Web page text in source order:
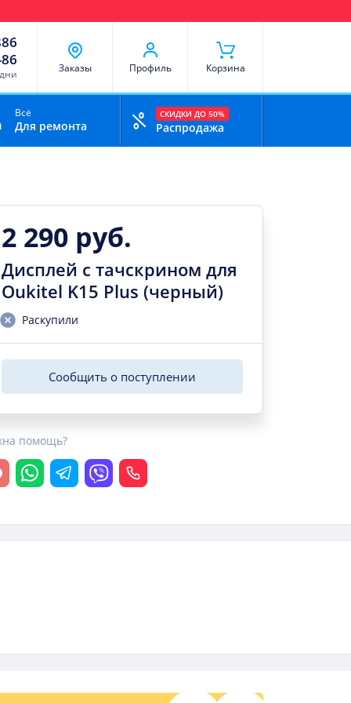
Заказы Профиль Корзина
Всё
Для ремонта
СКИДКИ ДО 50%
Распродажа
2 290 руб.
Дисплей с тачскрином для
Oukitel K15 Plus (черный)
Раскупили
Сообщить о поступлении
помощь?
чат
WhatsappTelegramViber Позвонить